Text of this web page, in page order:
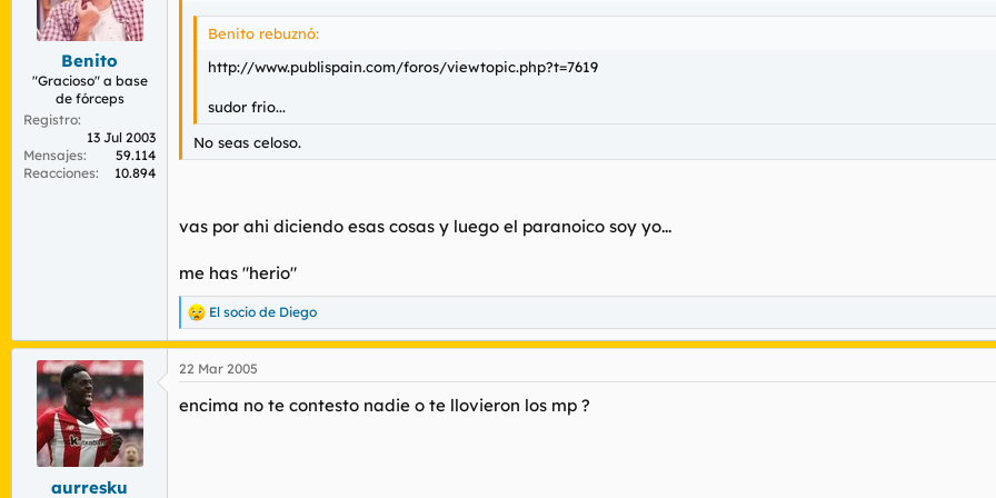
Benito
"Gracioso" a base
de fórceps
Registro
13 Jul 2003
Mensajes
59.114
Reacciones
10.894
Benito rebuznó:
http://www.publispain.com/foros/viewtopic.php?t=7619
sudor frio...
No seas celoso.
vas por ahi diciendo esas cosas y luego el paranoico soy yo...
me has "herio"
R
e
a
c
i
El socio de Diego
aurresku
22 Mar 2005
encima no te contesto nadie o te llovieron los mp ?